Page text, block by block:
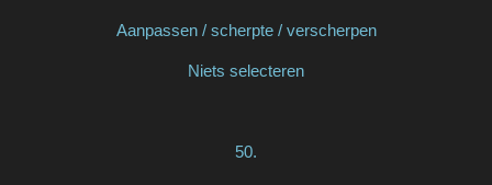
Aanpassen / scherpte / verscherpen
Niets selecteren
50.